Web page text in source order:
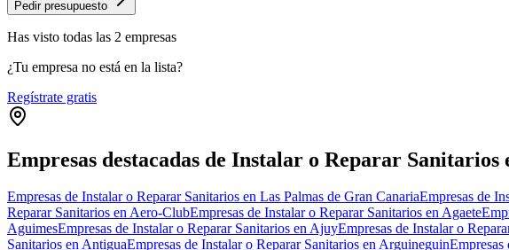
Pedir presupuesto
Has visto todas las 2 empresas
¿Tu empresa no está en la lista?
Regístrate gratis
Empresas destacadas de Instalar o Reparar Sanitarios
Empresas de Instalar o Reparar Sanitarios en Las Palmas de Gran CanariaEmpresas de
Reparar Sanitarios en Aero-ClubEmpresas de Instalar o Reparar Sanitarios en Agaete
AguimesEmpresas de Instalar o Reparar Sanitarios en AjuyEmpresas de Instalar o
Sanitarios en AntiguaEmpresas de Instalar o Reparar Sanitarios en ArguineguinEmpresas